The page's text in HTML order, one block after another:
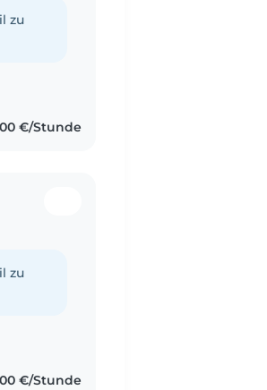
zu
€/Stunde
zu
€/Stunde